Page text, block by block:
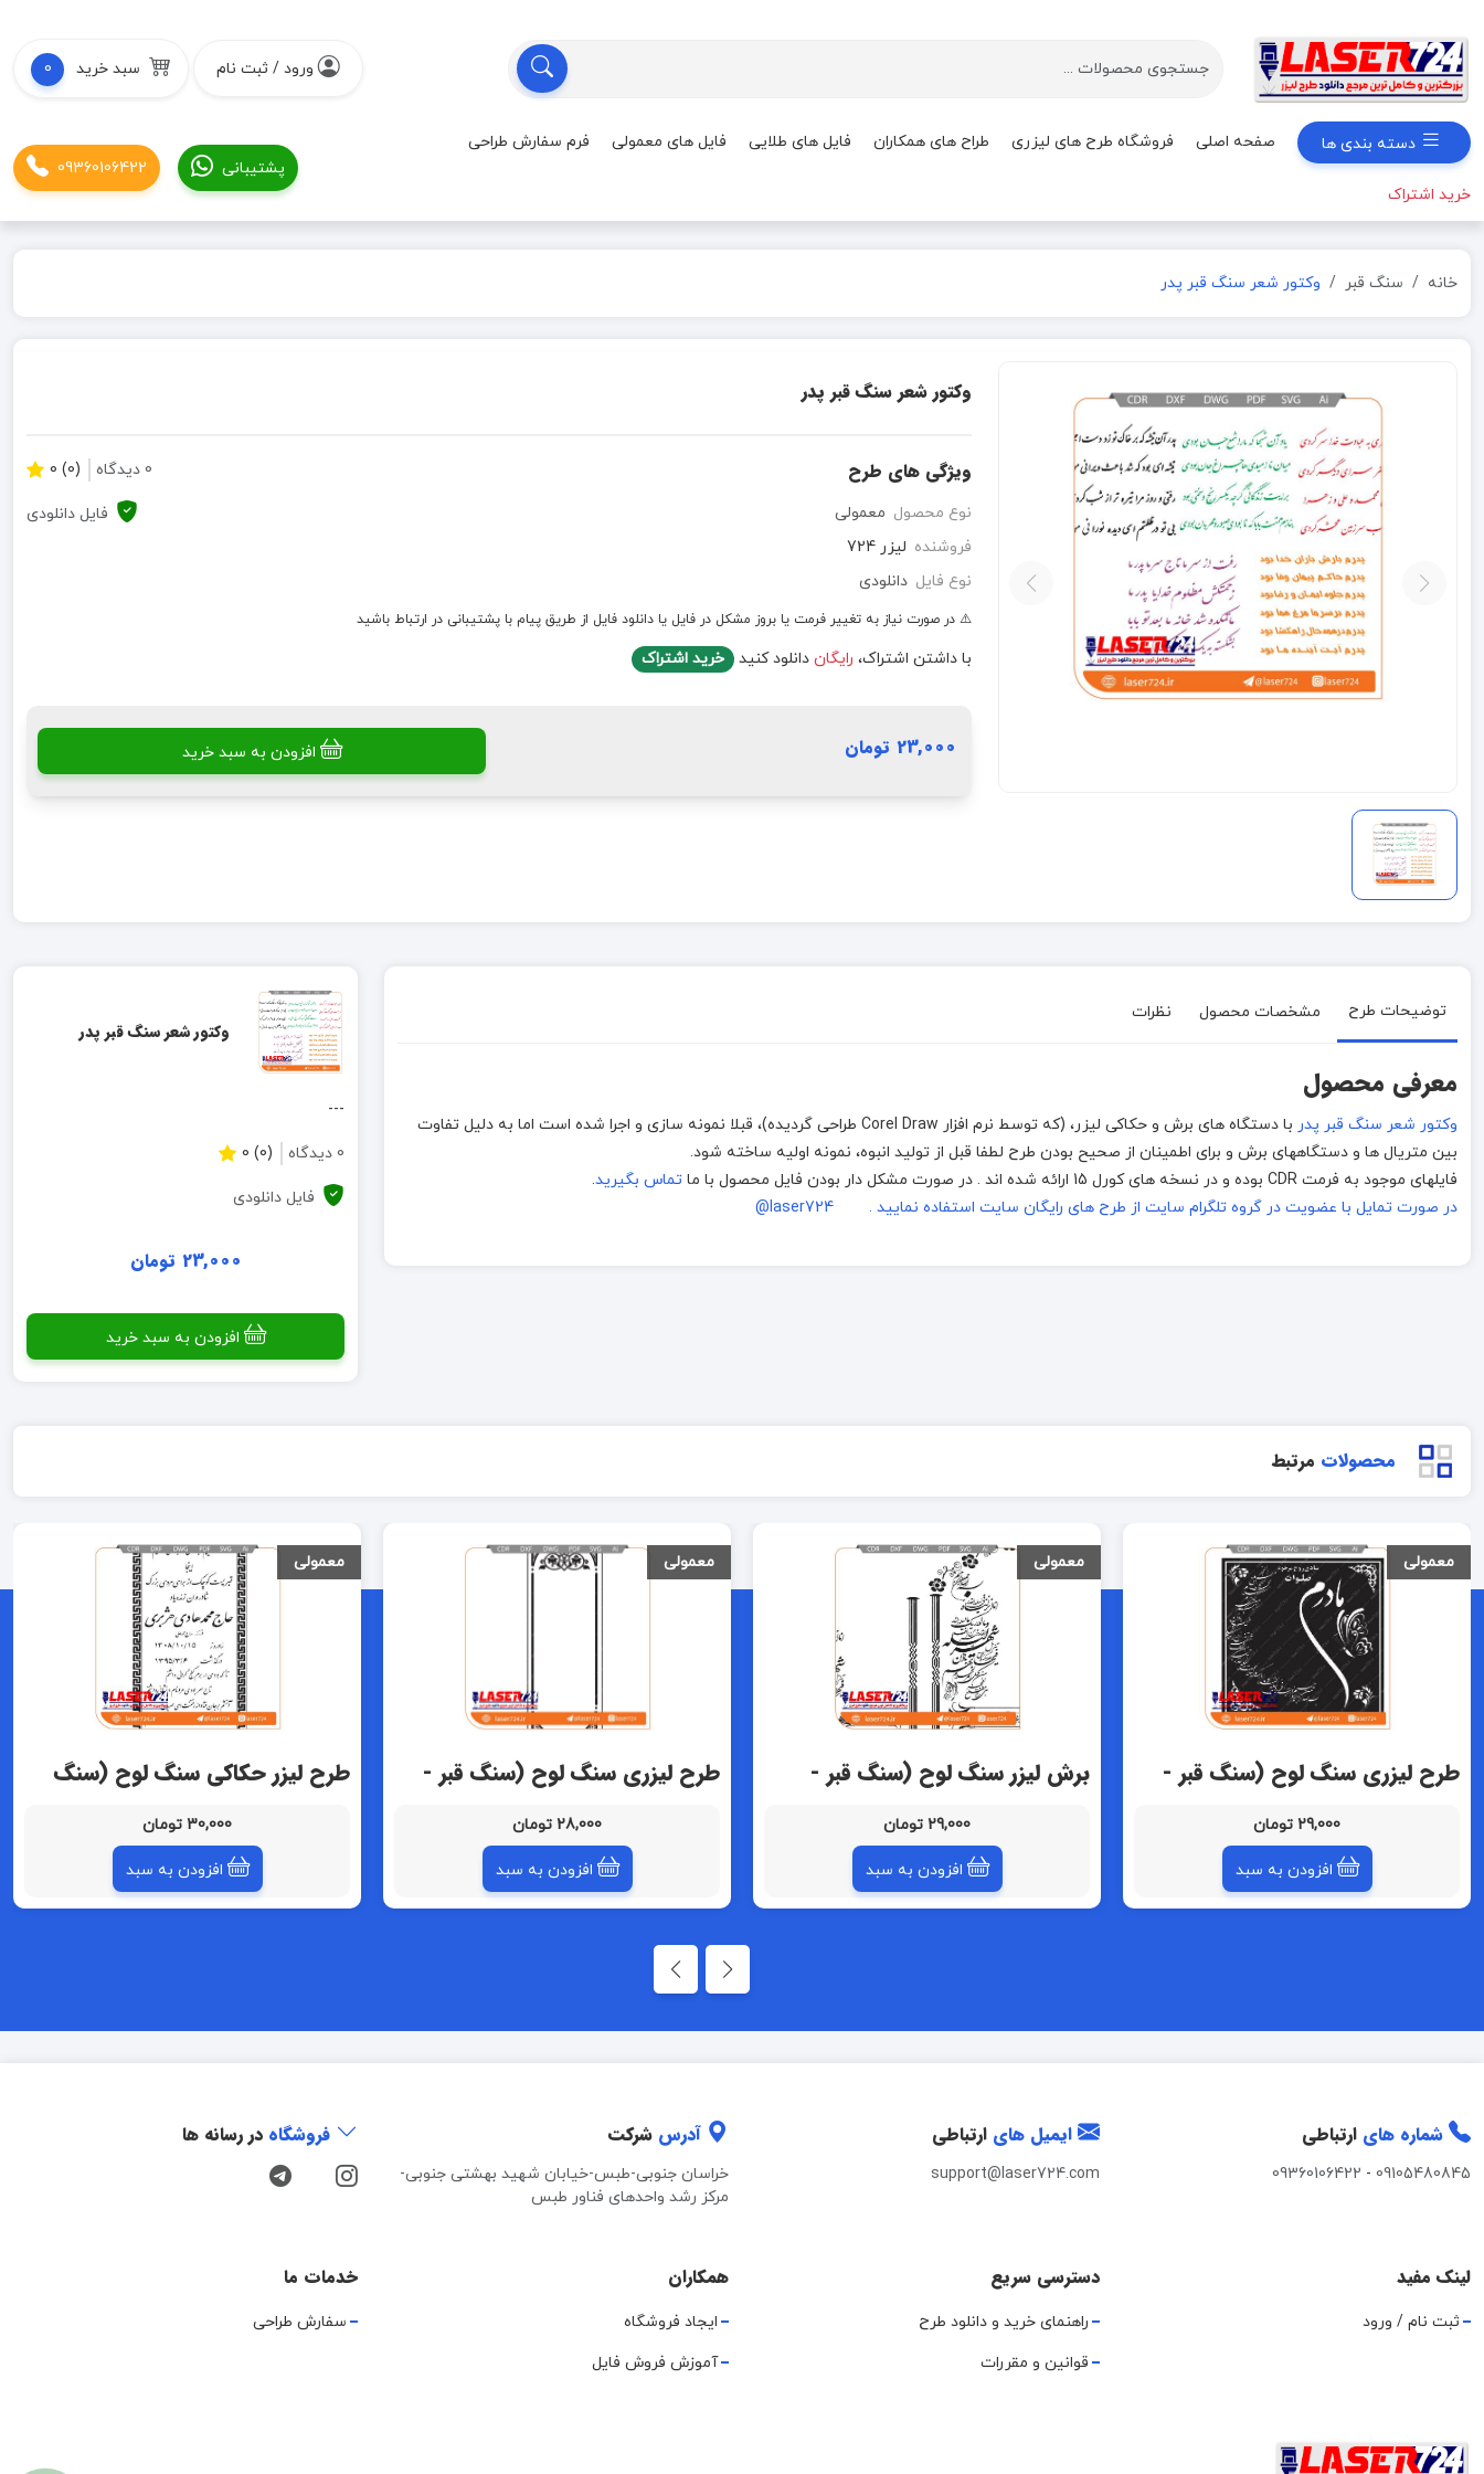
ورود / ثبت نام سبد خرید 0
دسته بندی ها صفحه اصلی فروشگاه طرح های لیزری طراح های همکاران فایل های طلایی فایل های معمولی فرم سفارش طراحی
خرید اشتراک
پشتیبانی 09360106422
خانه سنگ قبر وکتور شعر سنگ قبر پدر
وکتور شعر سنگ قبر پدر
ویژگی های طرح
نوع محصول معمولی
فروشنده لیزر 724
نوع فایل دانلودی
0 دیدگاه (0) 0
فایل دانلودی
⚠️ در صورت نیاز به تغییر فرمت یا بروز مشکل در فایل یا دانلود فایل از طریق پیام با پشتیبانی در ارتباط باشید
با داشتن اشتراک، رایگان دانلود کنید خرید اشتراک
23,000 تومان افزودن به سبد خرید
توضیحات طرح مشخصات محصول نظرات
معرفی محصول
وکتور شعر سنگ قبر پدر
با دستگاه های برش و حکاکی لیزر، (که توسط نرم افزار Corel Draw طراحی گردیده)، قبلا نمونه سازی و اجرا شده است اما به دلیل تفاوت
بین متریال ها و دستگاههای برش و برای اطمینان از صحیح بودن طرح لطفا قبل از تولید انبوه، نمونه اولیه ساخته شود.
فایلهای موجود به فرمت CDR بوده و در نسخه های کورل 15 ارائه شده اند . در صورت مشکل دار بودن فایل محصول با ما
تماس بگیرید.
در صورت تمایل با عضویت در گروه تلگرام سایت از طرح های رایگان سایت استفاده نمایید . laser724@
وکتور شعر سنگ قبر پدر
---
0 دیدگاه (0) 0
فایل دانلودی
23,000 تومان
افزودن به سبد خرید
محصولات مرتبط
معمولی
طرح لیزری سنگ لوح (سنگ قبر -
29,000 تومان
افزودن به سبد
معمولی
برش لیزر سنگ لوح (سنگ قبر -
29,000 تومان
افزودن به سبد
معمولی
طرح لیزری سنگ لوح (سنگ قبر -
28,000 تومان
افزودن به سبد
معمولی
طرح لیزر حکاکی سنگ لوح (سنگ
30,000 تومان
افزودن به سبد
شماره های ارتباطی
09105480845
-
09360106422
ایمیل های ارتباطی
support@laser724.com
آدرس شرکت
خراسان جنوبی-طبس-خیابان شهید بهشتی جنوبی-
مرکز رشد واحدهای فناور طبس
فروشگاه در رسانه ها
لینک مفید
ثبت نام / ورود
دسترسی سریع
راهنمای خرید و دانلود طرح
قوانین و مقررات
همکاران
ایجاد فروشگاه
آموزش فروش فایل
خدمات ما
سفارش طراحی